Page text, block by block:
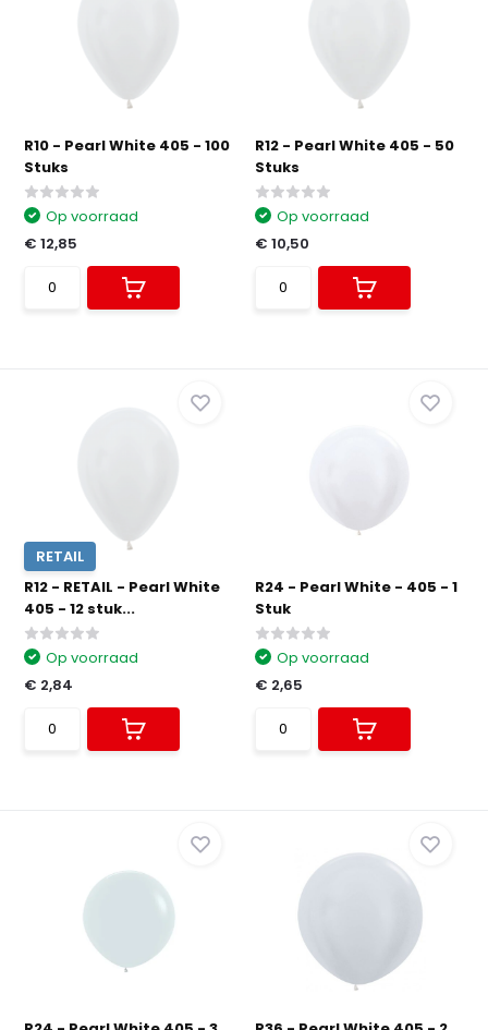
R10 - Pearl White 405 - 100
Stuks
Op voorraad
€ 12,85
R12 - Pearl White 405 - 50
Stuks
Op voorraad
€ 10,50
RETAIL
R12 - RETAIL - Pearl White
405 - 12 stuk...
Op voorraad
€ 2,84
R24 - Pearl White - 405 - 1
Stuk
Op voorraad
€ 2,65